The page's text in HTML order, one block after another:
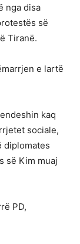
nga disa
së
Tiranë.
e lartë
kaq
sociale,
diplomates
së Kim muaj
PD,